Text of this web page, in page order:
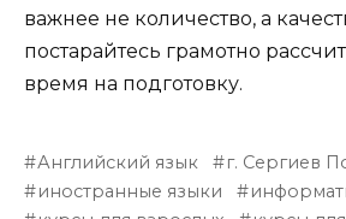
важнее не количество, а
постарайтесь грамотно
время на подготовку.
Английский язык
г. Сергиев
иностранные языки